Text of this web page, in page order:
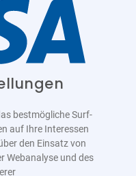
bestmögliche Surf-
auf Ihre Interessen
den Einsatz von
Webanalyse und des